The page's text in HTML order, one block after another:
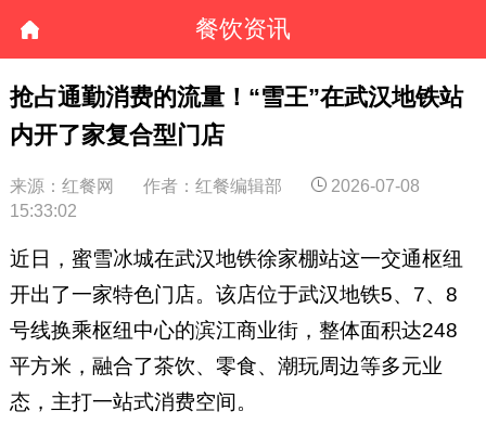
餐饮资讯
抢占通勤消费的流量！“雪王”在武汉地铁站
内开了家复合型门店
来源：红餐网 作者：红餐编辑部
2026-07-08
15:33:02
近日，蜜雪冰城在武汉地铁徐家棚站这一交通枢纽
开出了一家特色门店。该店位于武汉地铁5、7、8
号线换乘枢纽中心的滨江商业街，整体面积达248
平方米，融合了茶饮、零食、潮玩周边等多元业
态，主打一站式消费空间。